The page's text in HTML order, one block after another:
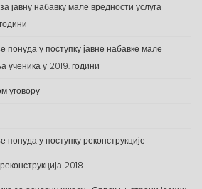
јавну набавку мале вредности услуга
у поступку јавне набавке мале
ученика у 2019. години
уговору
у поступку реконструкције
2018